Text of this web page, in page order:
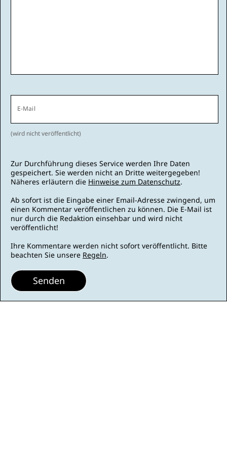
E-Mail
(wird nicht veröffentlicht)
Zur Durchführung dieses Service werden Ihre Daten
gespeichert. Sie werden nicht an Dritte weitergegeben!
Näheres erläutern die Hinweise zum Datenschutz.
Ab sofort ist die Eingabe einer Email-Adresse zwingend, um
einen Kommentar veröffentlichen zu können. Die E-Mail ist
nur durch die Redaktion einsehbar und wird nicht
veröffentlicht!
Ihre Kommentare werden nicht sofort veröffentlicht. Bitte
beachten Sie unsere Regeln.
Senden